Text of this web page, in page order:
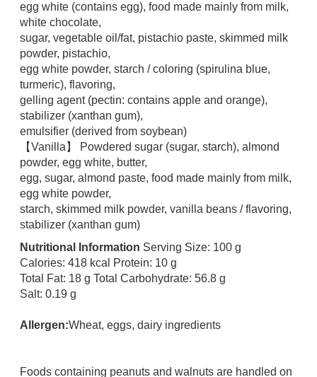
egg white (contains egg), food made mainly from milk,
white chocolate,
sugar, vegetable oil/fat, pistachio paste, skimmed milk
powder, pistachio,
egg white powder, starch / coloring (spirulina blue,
turmeric), flavoring,
gelling agent (pectin: contains apple and orange),
stabilizer (xanthan gum),
emulsifier (derived from soybean)
【Vanilla】 Powdered sugar (sugar, starch), almond
powder, egg white, butter,
egg, sugar, almond paste, food made mainly from milk,
egg white powder,
starch, skimmed milk powder, vanilla beans / flavoring,
stabilizer (xanthan gum)
Nutritional Information Serving Size: 100 g
Calories: 418 kcal Protein: 10 g
Total Fat: 18 g Total Carbohydrate: 56.8 g
Salt: 0.19 g
Allergen:Wheat, eggs, dairy ingredients
Foods containing peanuts and walnuts are handled on